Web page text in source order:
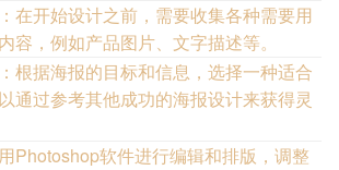
在开始设计之前，需要收集各种需要用
容，例如产品图片、文字描述等。
根据海报的目标和信息，选择一种适合
通过参考其他成功的海报设计来获得灵
Photoshop软件进行编辑和排版，调整